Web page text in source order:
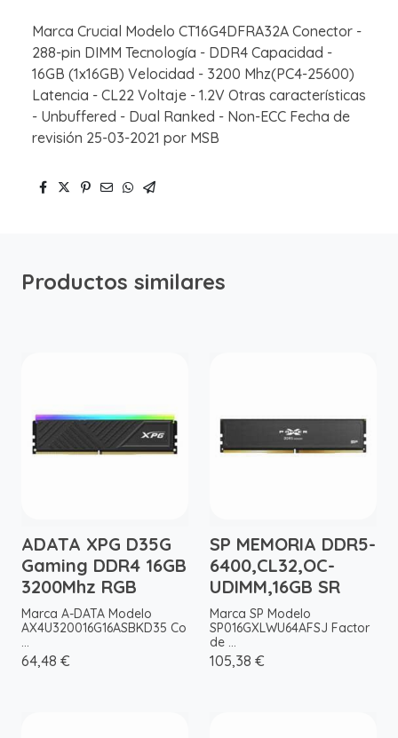
Marca Crucial Modelo CT16G4DFRA32A Conector -
288-pin DIMM Tecnología - DDR4 Capacidad -
16GB (1x16GB) Velocidad - 3200 Mhz(PC4-25600)
Latencia - CL22 Voltaje - 1.2V Otras características
- Unbuffered - Dual Ranked - Non-ECC Fecha de
revisión 25-03-2021 por MSB
Productos similares
ADATA XPG D35G
Gaming DDR4 16GB
3200Mhz RGB
Marca A-DATA Modelo
AX4U320016G16ASBKD35 Co
...
64,48 €
SP MEMORIA DDR5-
6400,CL32,OC-
UDIMM,16GB SR
Marca SP Modelo
SP016GXLWU64AFSJ Factor
de ...
105,38 €